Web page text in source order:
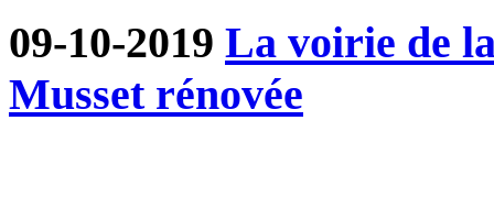
09-10-2019 La voirie de
Musset rénovée